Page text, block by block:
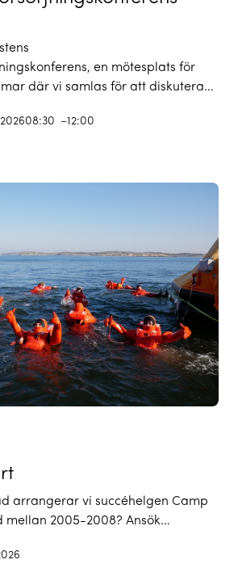
en mötesplats för
där vi samlas för att diskutera…
08:30 –12:00
arrangerar vi succéhelgen Camp
mellan 2005-2008? Ansök…